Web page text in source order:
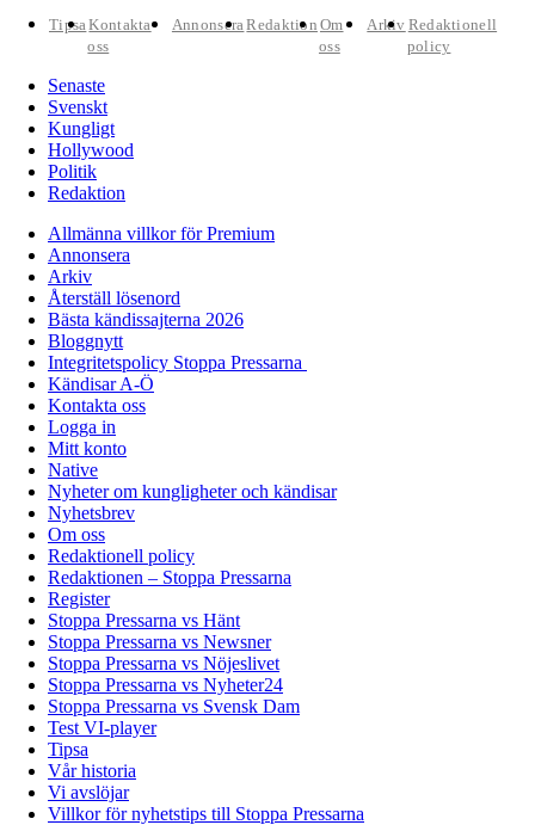
TipsaKontakta
oss
AnnonseraRedaktion Om
oss
Arkiv Redaktionell
policy
Senaste
Svenskt
Kungligt
Hollywood
Politik
Redaktion
Allmänna villkor för Premium
Annonsera
Arkiv
Återställ lösenord
Bästa kändissajterna 2026
Bloggnytt
Integritetspolicy Stoppa Pressarna
Kändisar A-Ö
Kontakta oss
Logga in
Mitt konto
Native
Nyheter om kungligheter och kändisar
Nyhetsbrev
Om oss
Redaktionell policy
Redaktionen – Stoppa Pressarna
Register
Stoppa Pressarna vs Hänt
Stoppa Pressarna vs Newsner
Stoppa Pressarna vs Nöjeslivet
Stoppa Pressarna vs Nyheter24
Stoppa Pressarna vs Svensk Dam
Test VI-player
Tipsa
Vår historia
Vi avslöjar
Villkor för nyhetstips till Stoppa Pressarna